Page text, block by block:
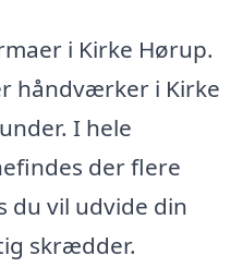
i Kirke Hørup.
håndværker i Kirke
I hele
der flere
du vil udvide din
skrædder.